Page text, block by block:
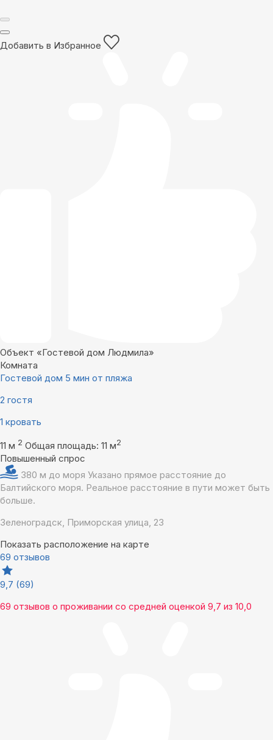
Добавить в Избранное
Объект «Гостевой дом Людмила»
Комната
Гостевой дом 5 мин от пляжа
2 гостя
1 кровать
11 м 2 Общая площадь: 11 м2
Повышенный спрос
380 м до моря Указано прямое расстояние до
Балтийского моря. Реальное расстояние в пути может быть
больше.
Зеленоградск, Приморская улица, 23
Показать расположение на карте
69 отзывов
9,7 (69)
69 отзывов о проживании со средней оценкой 9,7 из 10,0